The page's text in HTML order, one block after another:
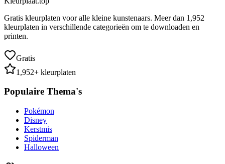
Gratis kleurplaten voor alle kleine kunstenaars. Meer dan 1,952
kleurplaten in verschillende categorieën om te downloaden en
printen.
Gratis
1,952+ kleurplaten
Populaire Thema's
Pokémon
Disney
Kerstmis
Spiderman
Halloween